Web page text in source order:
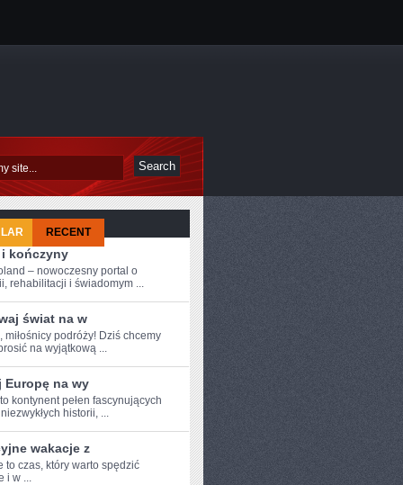
RECENT
i kończyny
– nowoczesny portal o
rehabilitacji i świadomym ...
świat na w
miłośnicy podróży! Dziś chcemy
na⁤ wyjątkową ...
Europę na wy
kontynent pełen fascynujących
historii, ...
wakacje z
to czas,‌ który warto‍ spędzić
i‌ w ...